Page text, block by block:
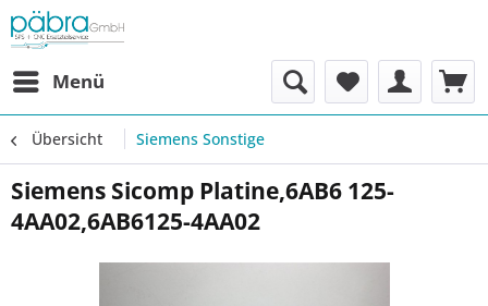
Menü
Übersicht Siemens Sonstige
Siemens Sicomp Platine,6AB6 125-
4AA02,6AB6125-4AA02